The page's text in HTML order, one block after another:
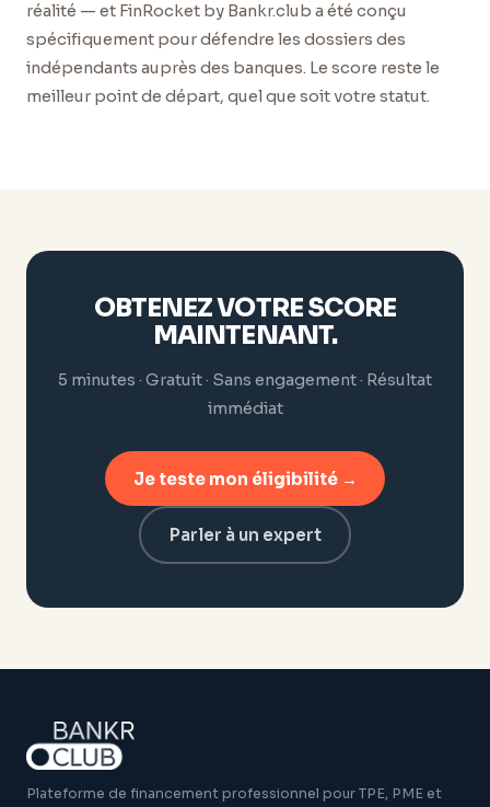
réalité — et FinRocket by Bankr.club a été conçu
spécifiquement pour défendre les dossiers des
indépendants auprès des banques. Le score reste le
meilleur point de départ, quel que soit votre statut.
OBTENEZ VOTRE SCORE
MAINTENANT.
5 minutes · Gratuit · Sans engagement · Résultat
immédiat
Je teste mon éligibilité →
Parler à un expert
Plateforme de financement professionnel pour TPE, PME et